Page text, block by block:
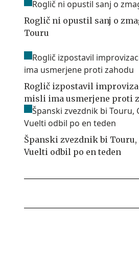
Roglič ni opustil sanj o
Touru
Roglič izpostavil
misli ima usmerjene proti
Španski zvezdnik bi
Vuelti odbil po en teden